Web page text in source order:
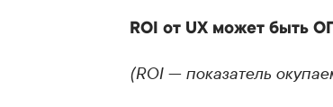
ROI от UX может быть
(ROI — показатель